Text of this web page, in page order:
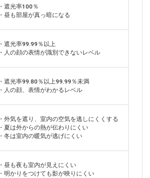
・遮光率100％
・昼も部屋が真っ暗になる
・遮光率99.99％以上
・人の顔の表情が識別できないレベル
・遮光率99.80％以上99.99％未満
・人の顔、表情がわかるレベル
・外気を遮り、室内の空気を逃しにくくする
・夏は外からの熱が伝わりにくい
・冬は室内の暖気が逃げにくい
・昼も夜も室内が見えにくい
・明かりをつけても影が映りにくい